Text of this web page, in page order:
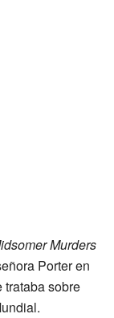
Murders
Porter en
sobre